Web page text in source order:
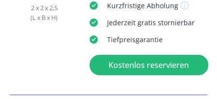
2 x 2 x 2,5
(L x B x H)
KurzfristigeAbholung
Jederzeit gratis stornierbar
Tiefpreisgarantie
Kostenlos reservieren